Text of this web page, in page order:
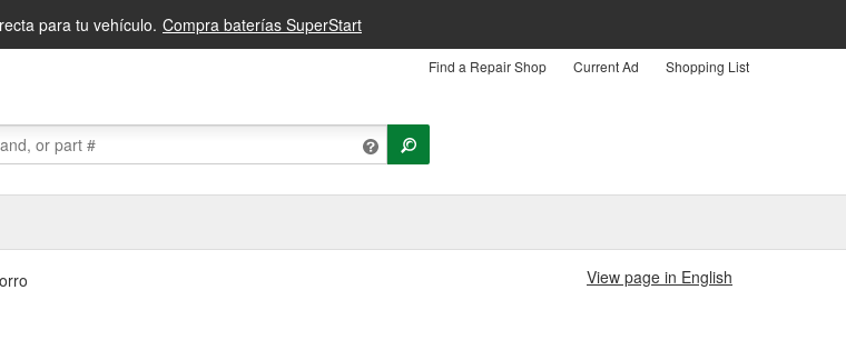
para tu vehículo. Compra baterías SuperStart
Find a Repair Shop Current Ad Shopping List
View page in English